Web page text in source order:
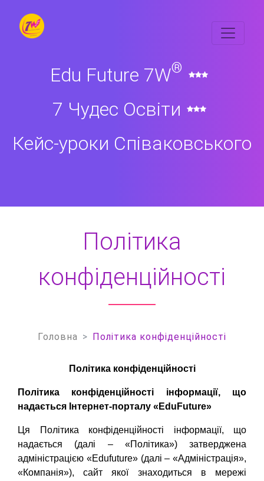
Edu Future 7W®
7 Чудес Освіти
Кейс-уроки Співаковського
Політика
конфіденційності
Головна Політика конфіденційності
Політика конфіденційності
Політика конфіденційності інформації, що
надається Інтернет-порталу «EduFuture»
Ця Політика конфіденційності інформації, що
надається (далі – «Політика») затверджена
адміністрацією «Edufuture» (далі – «Адміністрація»,
«Компанія»), сайт якої знаходиться в мережі